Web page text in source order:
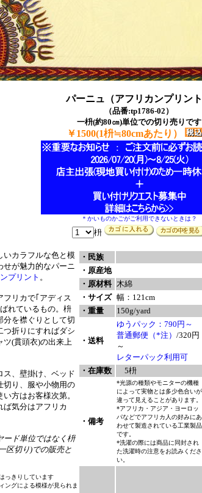
パーニュ（アフリカンプリン
（品番:tp1786-02）
一枡(約80㎝)単位での切り売りです
￥1500(1枡≒80cmあたり）
＊かいものかごがご利用できないときは？
枡
いカラフルな色と模
せが魅力的なパーニ
プリント 。
フリカで｢アディス
れているもの。枡
分を襟ぐりとして切
つ折りにすればダシ
ツ(貫頭衣)の出来上
ス、壁掛け、ベッド
切り、服や小物用の
方はお客様次第。
ば気分はアフリカ
ード単位ではなく枡
区切り)での販売と
っきりしています
ングによる模様が見られま
・民族
・原産地
・原材料 木綿
・サイズ 幅：121cm
・重量
150g/yard
・送料
ゆうパック：790円～
普通郵便（*注） /320円
～
レターパック利用可
・在庫数
5枡
・備考
*光源の種類やモニターの機種
によって実物とは多少色合いが
違って見えることがあります。
*アフリカ・アジア・ヨーロッ
パなどでアフリカ人の好みにあ
わせて製造されている工業製品
です。
*洗濯の際には商品に同封され
た洗濯時の注意をお読みくださ
い。